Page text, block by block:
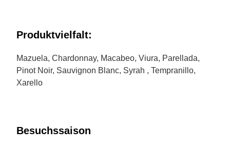
Produktvielfalt:
Mazuela, Chardonnay, Macabeo, Viura, Parellada,
Pinot Noir, Sauvignon Blanc, Syrah , Tempranillo,
Xarello
Besuchssaison